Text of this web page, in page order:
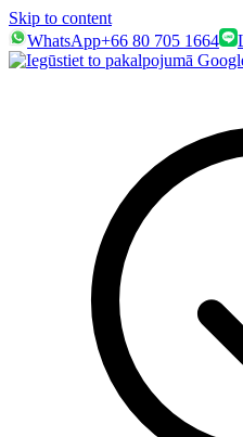
Skip to content
WhatsApp+66 80 705 1664